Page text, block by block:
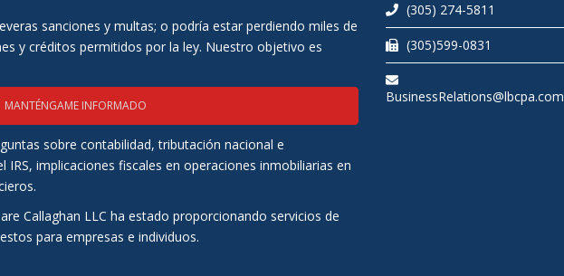
sanciones y multas; o podría estar perdiendo miles de
y créditos permitidos por la ley. Nuestro objetivo es
MANTÉNGAME INFORMADO
sobre contabilidad, tributación nacional e
implicaciones fiscales en operaciones inmobiliarias en
Callaghan LLC ha estado proporcionando servicios de
para empresas e individuos.
(305) 274-5811
(305)599-0831
BusinessRelations@lbcpa.com